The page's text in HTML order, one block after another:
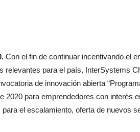
Con el fin de continuar incentivando el
relevantes para el país, InterSystems
de innovación abierta
2020 para emprendedores con interés
el escalamiento, oferta de nuevos